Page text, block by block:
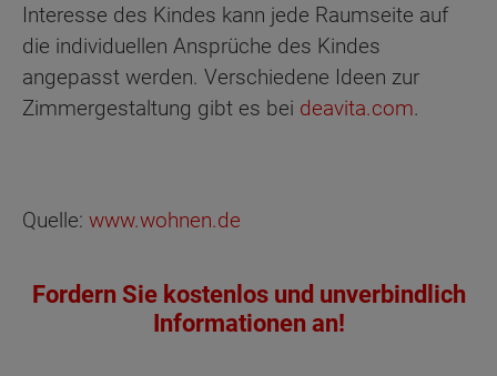
Interesse des Kindes kann jede Raumseite auf
die individuellen Ansprüche des Kindes
angepasst werden. Verschiedene Ideen zur
Zimmergestaltung gibt es bei deavita.com.
Quelle: www.wohnen.de
Fordern Sie kostenlos und unverbindlich
Informationen an!